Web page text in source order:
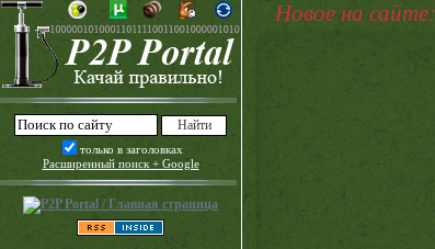
только в заголовках
Расширенный поиск + Google
Новое на сайте: